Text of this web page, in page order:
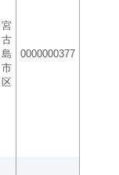
宮
古
島
市
区
0000000377